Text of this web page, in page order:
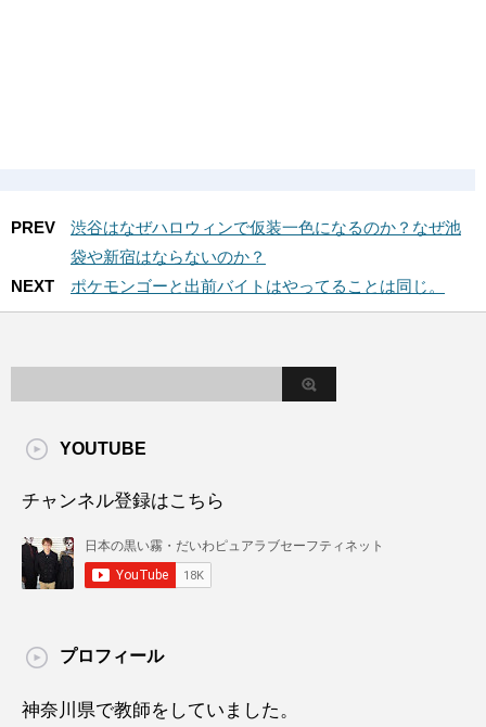
PREV
渋谷はなぜハロウィンで仮装一色になるのか？なぜ池
袋や新宿はならないのか？
NEXT
ポケモンゴーと出前バイトはやってることは同じ。
YOUTUBE
チャンネル登録はこちら
プロフィール
神奈川県で教師をしていました。